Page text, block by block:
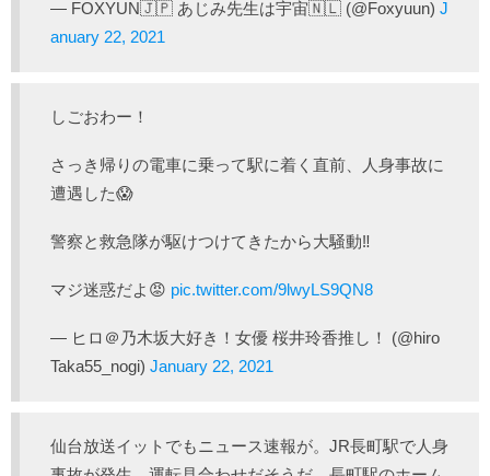
— FOXYUN🇯🇵 あじみ先生は宇宙🇳🇱 (@Foxyuun) J
anuary 22, 2021
しごおわー！
さっき帰りの電車に乗って駅に着く直前、人身事故に
遭遇した😱
警察と救急隊が駆けつけてきたから大騒動‼️
マジ迷惑だよ😡 pic.twitter.com/9lwyLS9QN8
— ヒロ＠乃木坂大好き！女優 桜井玲香推し！ (@hiro
Taka55_nogi) January 22, 2021
仙台放送イットでもニュース速報が。JR長町駅で人身